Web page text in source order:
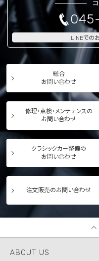
LINEでの
総合
お問い合わせ
修理・点検・メンテナンスの
お問い合わせ
クラシックカー整備の
お問い合わせ
注文販売のお問い合わせ
ABOUT US